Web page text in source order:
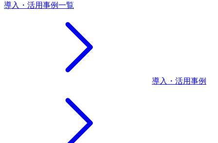
導入・活用事例一覧
導入・活用事例